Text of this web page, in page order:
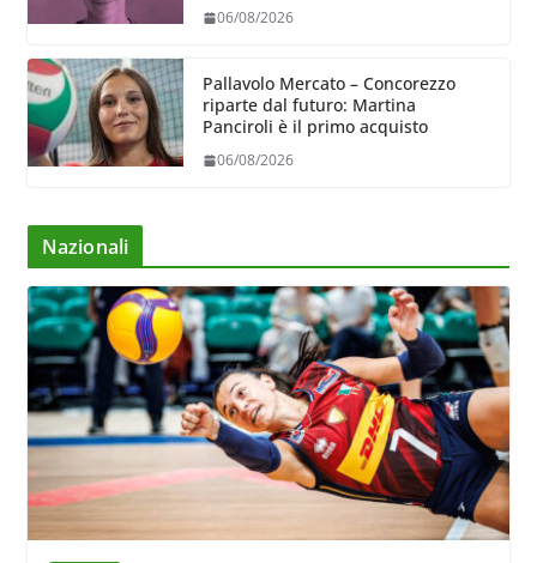
06/08/2026
Pallavolo Mercato – Concorezzo
riparte dal futuro: Martina
Panciroli è il primo acquisto
06/08/2026
Nazionali